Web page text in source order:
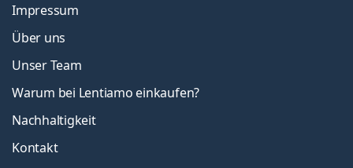
Impressum
Über uns
Unser Team
Warum bei Lentiamo einkaufen?
Nachhaltigkeit
Kontakt